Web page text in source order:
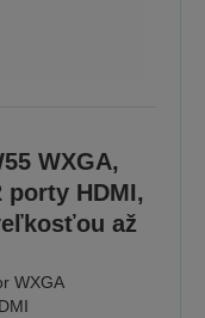
WXGA,
HDMI,
až
WXGA